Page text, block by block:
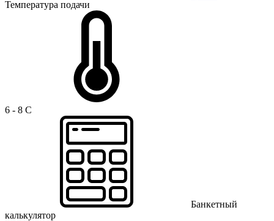
Температура подачи
6 - 8 C
Банкетный
калькулятор